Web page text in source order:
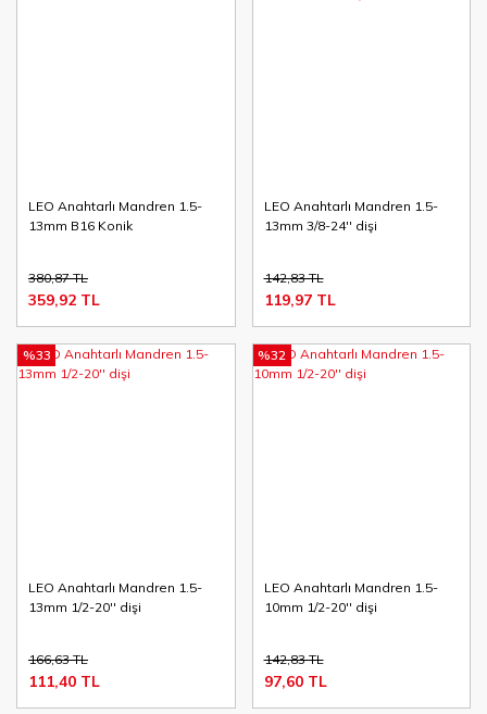
LEO Anahtarlı Mandren 1.5-
13mm B16 Konik
380,87 TL
359,92 TL
LEO Anahtarlı Mandren 1.5-
13mm 3/8-24'' dişi
142,83 TL
119,97 TL
LEO Anahtarlı Mandren 1.5-
13mm 1/2-20'' dişi
%33
166,63 TL
111,40 TL
LEO Anahtarlı Mandren 1.5-
10mm 1/2-20'' dişi
%32
142,83 TL
97,60 TL